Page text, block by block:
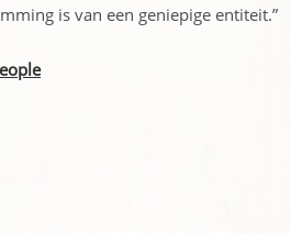
is van een geniepige entiteit.”